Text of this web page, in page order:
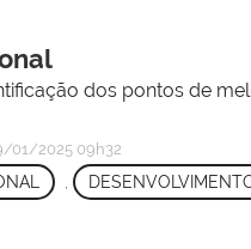
dos pontos de
01/2025 09h32